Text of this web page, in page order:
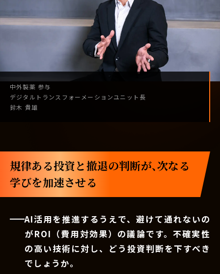
中外製薬 参与
デジタル トランスフォーメーションユニット長
鈴木 貴雄
規律ある投資と撤退の判断が、次なる
学びを加速させる
AI活用を推進するうえで、避けて通れないの
がROI（費用対効果）の議論です。不確実性
の高い技術に対し、どう投資判断を下すべき
でしょうか。